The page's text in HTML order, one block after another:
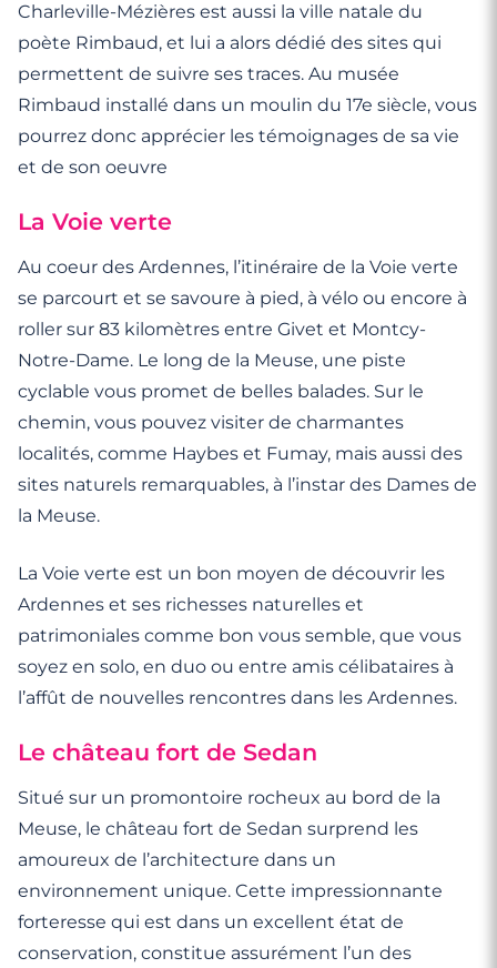
Charleville-Mézières est aussi la ville natale du
poète Rimbaud, et lui a alors dédié des sites qui
permettent de suivre ses traces. Au musée
Rimbaud installé dans un moulin du 17e siècle, vous
pourrez donc apprécier les témoignages de sa vie
et de son oeuvre
La Voie verte
Au coeur des Ardennes, l’itinéraire de la Voie verte
se parcourt et se savoure à pied, à vélo ou encore à
roller sur 83 kilomètres entre Givet et Montcy-
Notre-Dame. Le long de la Meuse, une piste
cyclable vous promet de belles balades. Sur le
chemin, vous pouvez visiter de charmantes
localités, comme Haybes et Fumay, mais aussi des
sites naturels remarquables, à l’instar des Dames de
la Meuse.
La Voie verte est un bon moyen de découvrir les
Ardennes et ses richesses naturelles et
patrimoniales comme bon vous semble, que vous
soyez en solo, en duo ou entre amis célibataires à
l’affût de nouvelles rencontres dans les Ardennes.
Le château fort de Sedan
Situé sur un promontoire rocheux au bord de la
Meuse, le château fort de Sedan surprend les
amoureux de l’architecture dans un
environnement unique. Cette impressionnante
forteresse qui est dans un excellent état de
conservation, constitue assurément l’un des